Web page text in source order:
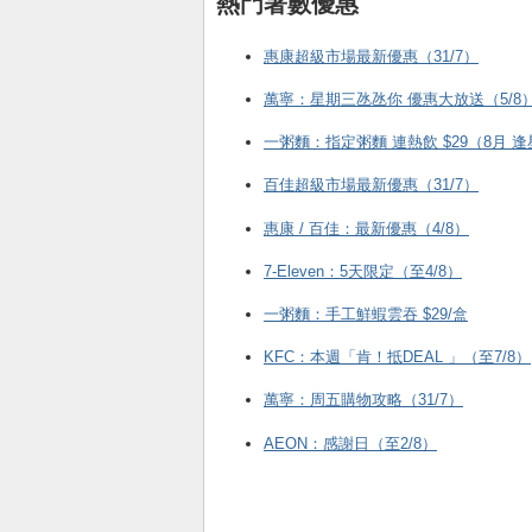
惠康超級市場最新優惠（31/7）
萬寧：星期三氹氹你 優惠大放送（5/8）
一粥麵：指定粥麵 連熱飲 $29（8月 逢
百佳超級市場最新優惠（31/7）
惠康 / 百佳：最新優惠（4/8）
7-Eleven：5天限定（至4/8）
一粥麵：手工鮮蝦雲吞 $29/盒
KFC ：本週「肯！抵DEAL 」（至7/8）
萬寧：周五購物攻略（31/7）
AEON：感謝日（至2/8）